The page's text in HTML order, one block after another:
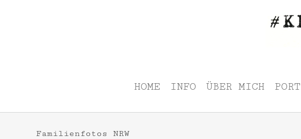
HOME INFO ÜBER MICH
Familienfotos NRW